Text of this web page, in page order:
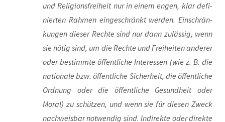
und Reli­gi­ons­frei­heit nur in einem engen, klar defi­
nier­ten Rah­men ein­ge­schränkt wer­den. Ein­schrän­
kun­gen die­ser Rech­te sind nur dann zuläs­sig, wenn
sie nötig sind, um die Rech­te und Frei­hei­ten ande­rer
oder bestimm­te öffent­li­che Inter­es­sen (wie z. B. die
natio­na­le bzw. öffent­li­che Sicher­heit, die öffent­li­che
Ord­nung oder die öffent­li­che Gesund­heit oder
Moral) zu schüt­zen, und wenn sie für die­sen Zweck
nach­weis­bar not­wen­dig sind. Indi­rek­te oder direk­te